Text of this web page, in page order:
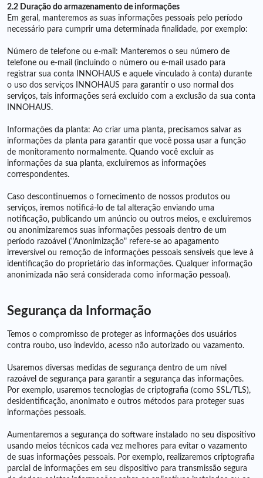
2.2 Duração do armazenamento de informações
Em geral, manteremos as suas informações pessoais pelo período
necessário para cumprir uma determinada finalidade, por exemplo:
Número de telefone ou e-mail: Manteremos o seu número de
telefone ou e-mail (incluindo o número ou e-mail usado para
registrar sua conta INNOHAUS e aquele vinculado à conta) durante
o uso dos serviços INNOHAUS para garantir o uso normal dos
serviços, tais informações será excluído com a exclusão da sua conta
INNOHAUS.
Informações da planta: Ao criar uma planta, precisamos salvar as
informações da planta para garantir que você possa usar a função
de monitoramento normalmente. Quando você excluir as
informações da sua planta, excluiremos as informações
correspondentes.
Caso descontinuemos o fornecimento de nossos produtos ou
serviços, iremos notificá-lo de tal alteração enviando uma
notificação, publicando um anúncio ou outros meios, e excluiremos
ou anonimizaremos suas informações pessoais dentro de um
período razoável ("Anonimização" refere-se ao apagamento
irreversível ou remoção de informações pessoais sensíveis que leve à
identificação do proprietário das informações. Qualquer informação
anonimizada não será considerada como informação pessoal).
Segurança da Informação
Temos o compromisso de proteger as informações dos usuários
contra roubo, uso indevido, acesso não autorizado ou vazamento.
Usaremos diversas medidas de segurança dentro de um nível
razoável de segurança para garantir a segurança das informações.
Por exemplo, usaremos tecnologias de criptografia (como SSL/TLS),
desidentificação, anonimato e outros métodos para proteger suas
informações pessoais.
Aumentaremos a segurança do software instalado no seu dispositivo
usando meios técnicos cada vez melhores para evitar o vazamento
de suas informações pessoais. Por exemplo, realizaremos criptografia
parcial de informações em seu dispositivo para transmissão segura